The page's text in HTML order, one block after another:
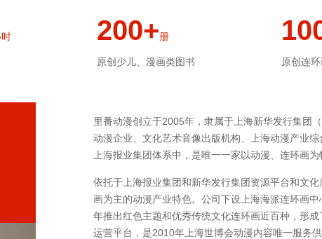
200+册
原创少儿、漫画类图书 原创连
里番动漫创立于2005年，隶属于上海新华发行集团
动漫企业、文化艺术音像出版机构、上海动漫产业
上海报业集团体系中，是唯一一家以动漫、连环画为
依托于上海报业集团和新华发行集团资源平台和文
画为主的动漫产业特色。公司下设上海海派连环画
年推出红色主题和优秀传统文化连环画近百种，形
运营平台，是2010年上海世博会动漫内容唯一服务